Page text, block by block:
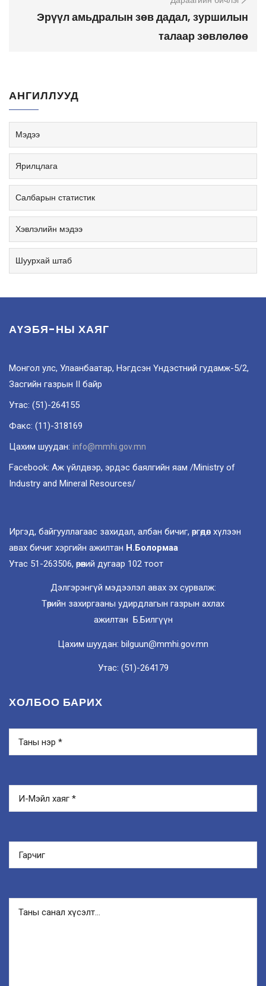
Эрүүл амьдралын зөв дадал, зуршилын
талаар зөвлөлөө
АНГИЛЛУУД
Мэдээ
Ярилцлага
Салбарын статистик
Хэвлэлийн мэдээ
Шуурхай штаб
АҮЭБЯ-НЫ ХАЯГ
Монгол улс, Улаанбаатар, Нэгдсэн Үндэстний гудамж-5/2,
Засгийн газрын II байр
Утас: (51)-264155
Факс: (11)-318169
Цахим шуудан: info@mmhi.gov.mn
Facebook: Аж үйлдвэр, эрдэс баялгийн яам /Ministry of
Industry and Mineral Resources/
Иргэд, байгууллагаас захидал, албан бичиг, өргөдөл хүлээн
авах бичиг хэргийн ажилтан Н.Болормаа
Утас 51-263506, өрөөний дугаар 102 тоот
Дэлгэрэнгүй мэдээлэл авах эх сурвалж:
Төрийн захиргааны удирдлагын газрын ахлах
ажилтан Б.Билгүүн
Цахим шуудан: bilguun@mmhi.gov.mn
Утас: (51)-264179
ХОЛБОО БАРИХ